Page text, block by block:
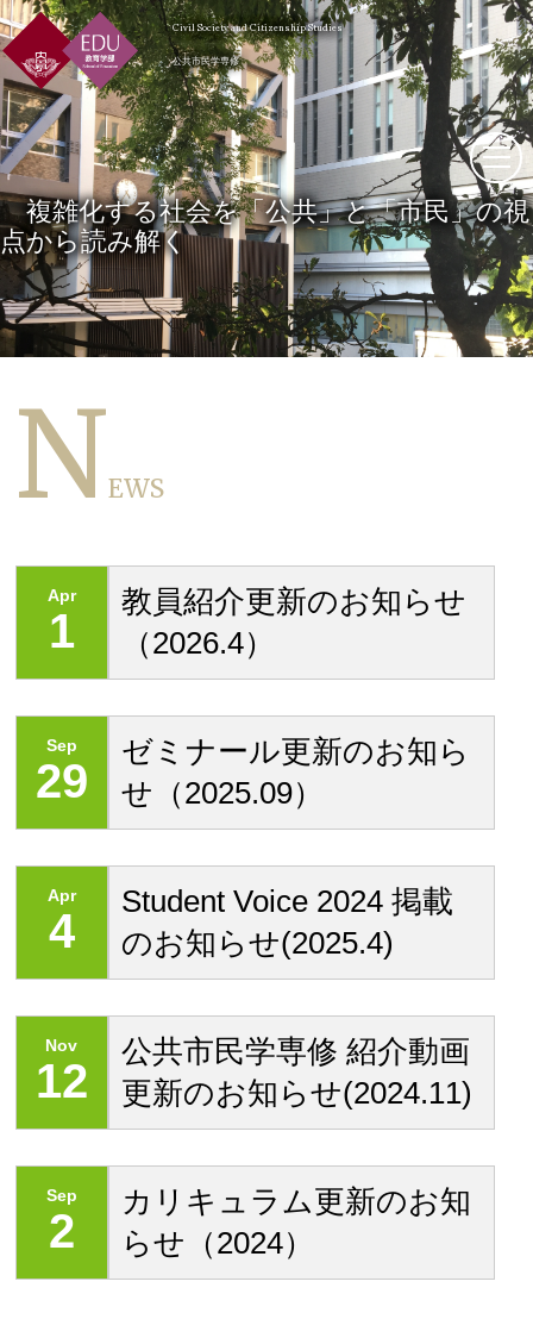
Civil Society and Citizenship Studies
公共市民学専修
複雑化する社会を「公共」と「市民」の視
点から読み解く
NEWS
Apr
1
教員紹介更新のお知らせ
（2026.4）
Sep
29
ゼミナール更新のお知ら
せ（2025.09）
Apr
4
Student Voice 2024 掲載
のお知らせ(2025.4)
Nov
12
公共市民学専修 紹介動画
更新のお知らせ(2024.11)
Sep
2
カリキュラム更新のお知
らせ（2024）